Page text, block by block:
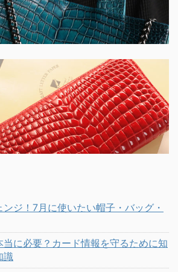
ジ！7月に使いたい帽子・バッグ・
に必要？カード情報を守るために知
識